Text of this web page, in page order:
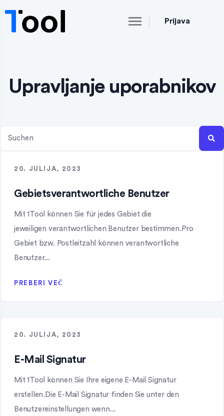
Prijava
Upravljanje uporabnikov
20. JULIJA, 2023
Gebietsverantwortliche Benutzer
Mit 1Tool können Sie für jedes Gebiet die
jeweiligen verantwortlichen Benutzer bestimmen.Pro
Gebiet bzw. Postleitzahl können verantwortliche
Benutzer...
PREBERI VEČ
20. JULIJA, 2023
E-Mail Signatur
Mit 1Tool können Sie Ihre eigene E-Mail Signatur
erstellen.Die E-Mail Signatur finden Sie unter den
Benutzereinstellungen wenn...